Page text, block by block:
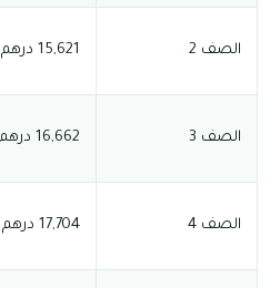
الصف 2 15,621 درهم إماراتي.
الصف 3 16,662 درهم إماراتي.
الصف 4 17,704 درهم إماراتي.